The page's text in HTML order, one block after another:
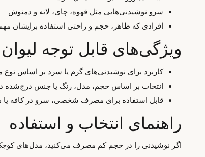
سرو نوشیدنی‌هایی مثل قهوه، چای، لاته و دمنوش
افرادی که ظاهر، حجم و راحتی استفاده برایشان
ویژگی‌های قابل توجه
کاربرد برای نوشیدنی‌های گرم یا سرد بر اساس
انتخاب بر اساس حجم، مدل، رنگ یا جنس درج‌شده
قابل استفاده برای مصرف شخصی، سرو در کافه یا
راهنمای انتخاب و استفاده
اگر نوشیدنی را در حجم کم مصرف می‌کنید، مدل‌های